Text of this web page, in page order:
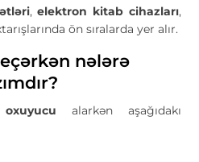
,elektron kitab cihazları,
ön sıralarda yer alır.
nələrə
alarkən aşağıdakı